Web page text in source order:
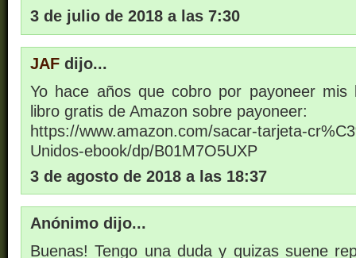
3 de julio de 2018 a las 7:30
JAF dijo...
Yo hace años que cobro por payoneer mis
libro gratis de Amazon sobre payoneer:
https://www.amazon.com/sacar-tarjeta-
Unidos-ebook/dp/B01M7O5UXP
3 de agosto de 2018 a las 18:37
Anónimo dijo...
Buenas! Tengo una duda y quizas suene